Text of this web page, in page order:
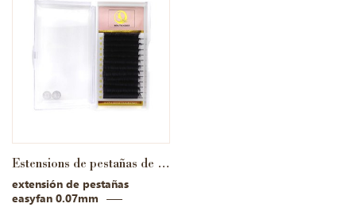
Estensions de pestañas de floración rápida
extensión de pestañas
easyfan 0.07mm